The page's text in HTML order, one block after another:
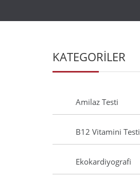
KATEGORİLER
Amilaz Testi
B12 Vitamini Testi
Ekokardiyografi